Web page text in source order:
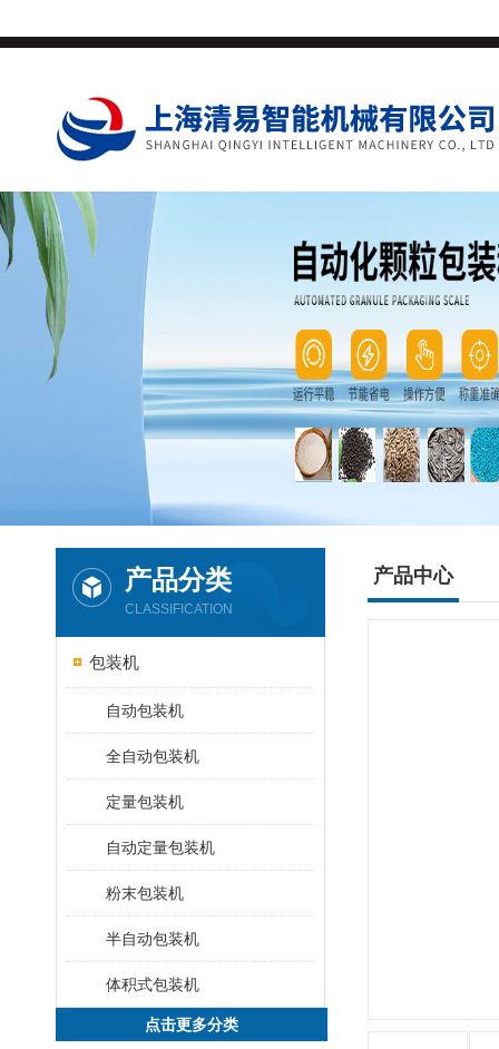
产品分类
CLASSIFICATION
包装机
自动包装机
全自动包装机
定量包装机
自动定量包装机
粉末包装机
半自动包装机
体积式包装机
点击更多分类
产品中心